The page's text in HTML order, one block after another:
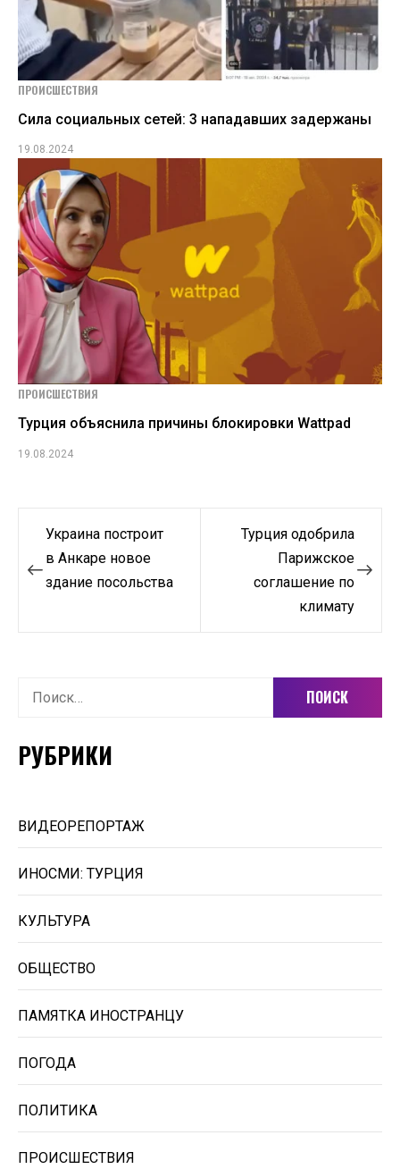
ПРОИСШЕСТВИЯ
Сила социальных сетей: 3 нападавших задержаны
19.08.2024
ПРОИСШЕСТВИЯ
Турция объяснила причины блокировки Wattpad
19.08.2024
Навигация
по
записям
Украина построит
в Анкаре новое
здание посольства
Турция одобрила
Парижское
соглашение по
климату
Найти:
РУБРИКИ
ВИДЕОРЕПОРТАЖ
ИНОСМИ: ТУРЦИЯ
КУЛЬТУРА
ОБЩЕСТВО
ПАМЯТКА ИНОСТРАНЦУ
ПОГОДА
ПОЛИТИКА
ПРОИСШЕСТВИЯ